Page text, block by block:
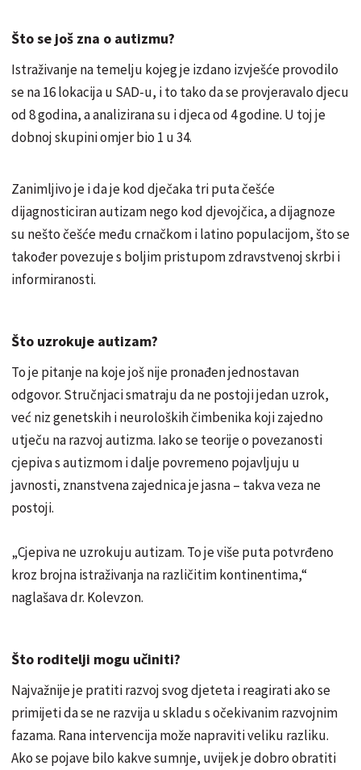
Što se još zna o autizmu?
Istraživanje na temelju kojeg je izdano izvješće provodilo
se na 16 lokacija u SAD-u, i to tako da se provjeravalo djecu
od 8 godina, a analizirana su i djeca od 4 godine. U toj je
dobnoj skupini omjer bio 1 u 34.
Zanimljivo je i da je kod dječaka tri puta češće
dijagnosticiran autizam nego kod djevojčica, a dijagnoze
su nešto češće među crnačkom i latino populacijom, što se
također povezuje s boljim pristupom zdravstvenoj skrbi i
informiranosti.
Što uzrokuje autizam?
To je pitanje na koje još nije pronađen jednostavan
odgovor. Stručnjaci smatraju da ne postoji jedan uzrok,
već niz genetskih i neuroloških čimbenika koji zajedno
utječu na razvoj autizma. Iako se teorije o povezanosti
cjepiva s autizmom i dalje povremeno pojavljuju u
javnosti, znanstvena zajednica je jasna – takva veza ne
postoji.
„Cjepiva ne uzrokuju autizam. To je više puta potvrđeno
kroz brojna istraživanja na različitim kontinentima,“
naglašava dr. Kolevzon.
Što roditelji mogu učiniti?
Najvažnije je pratiti razvoj svog djeteta i reagirati ako se
primijeti da se ne razvija u skladu s očekivanim razvojnim
fazama. Rana intervencija može napraviti veliku razliku.
Ako se pojave bilo kakve sumnje, uvijek je dobro obratiti